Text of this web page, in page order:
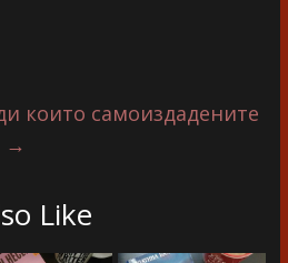
които самоиздадените
→
Like